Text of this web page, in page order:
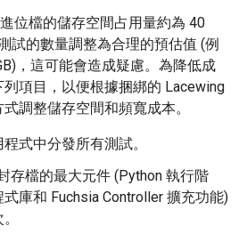
位檔的儲存空間占用量約為 40
試的數量調整為合理的預估值 (例
，這可能會造成疑慮。為降低成
項目，以便根據捆綁的 Lacewing
調整儲存空間和頻寬成本。
式中分發所有測試。
存檔的最大元件 (Python 執行階
庫和 Fuchsia Controller 擴充功能)